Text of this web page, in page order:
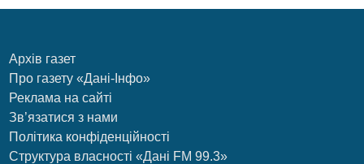
Архів газет
Про газету «Дані-Інфо»
Реклама на сайті
Зв’язатися з нами
Політика конфіденційності
Структура власності «Дані FM 99.3»